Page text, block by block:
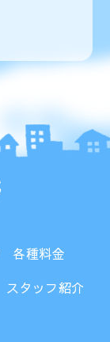
各種料金
スタッフ紹介